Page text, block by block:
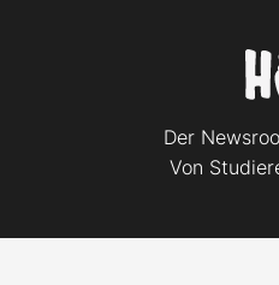
Der
Von